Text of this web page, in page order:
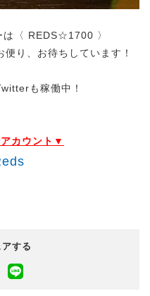
は〈 REDS☆1700 〉
り、お待ちしています！
も稼働中！
カウント▼
する